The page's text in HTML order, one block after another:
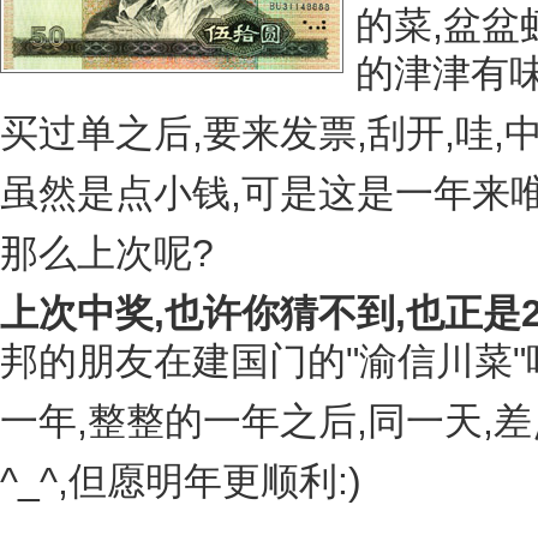
的菜,盆盆
的津津有
买过单之后,要来发票,刮开,哇,
虽然是点小钱,可是这是一年来
那么上次呢?
上次中奖,也许你猜不到,也正是
邦的朋友在建国门的"渝信川菜
一年,整整的一年之后,同一天,
^_^,但愿明年更顺利:)